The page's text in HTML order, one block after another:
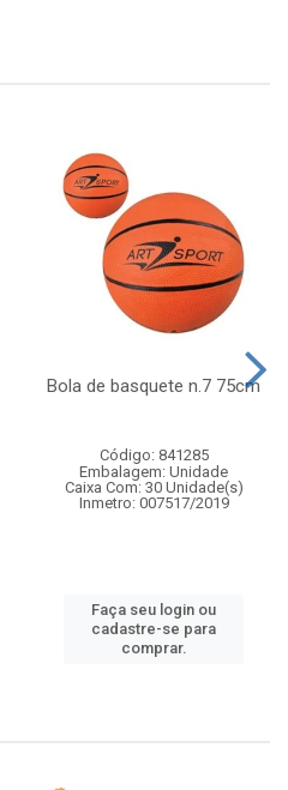
Bola de basquete n.7 75cm
Código: 841285
Embalagem: Unidade
Caixa Com: 30 Unidade(s)
Inmetro: 007517/2019
Faça seu login ou
cadastre-se para
comprar.